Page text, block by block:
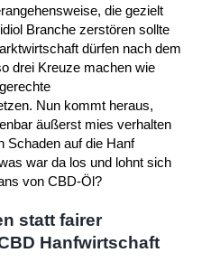
die gezielt
Branche zerstören sollte
dürfen nach dem
drei Kreuze machen wie
Nun kommt heraus,
äußerst mies verhalten
Schaden auf die Hanf
war da los und lohnt sich
von CBD-Öl?
statt fairer
Hanfwirtschaft